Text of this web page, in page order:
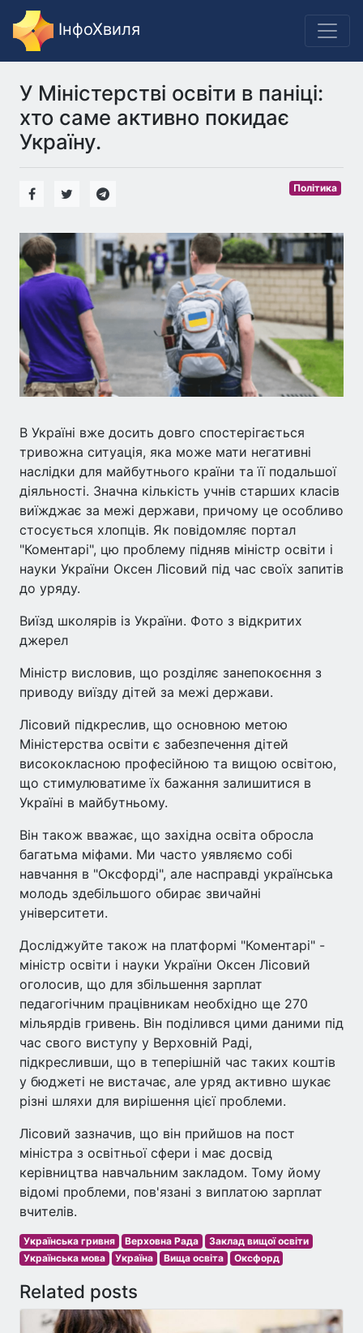
ІнфоХвиля
У Міністерстві освіти в паніці:
хто саме активно покидає
Україну.
Політика
В Україні вже досить довго спостерігається
тривожна ситуація, яка може мати негативні
наслідки для майбутнього країни та її подальшої
діяльності. Значна кількість учнів старших класів
виїжджає за межі держави, причому це особливо
стосується хлопців. Як повідомляє портал
"Коментарі", цю проблему підняв міністр освіти і
науки України Оксен Лісовий під час своїх запитів
до уряду.
Виїзд школярів із України. Фото з відкритих
джерел
Міністр висловив, що розділяє занепокоєння з
приводу виїзду дітей за межі держави.
Лісовий підкреслив, що основною метою
Міністерства освіти є забезпечення дітей
висококласною професійною та вищою освітою,
що стимулюватиме їх бажання залишитися в
Україні в майбутньому.
Він також вважає, що західна освіта обросла
багатьма міфами. Ми часто уявляємо собі
навчання в "Оксфорді", але насправді українська
молодь здебільшого обирає звичайні
університети.
Досліджуйте також на платформі "Коментарі" -
міністр освіти і науки України Оксен Лісовий
оголосив, що для збільшення зарплат
педагогічним працівникам необхідно ще 270
мільярдів гривень. Він поділився цими даними під
час свого виступу у Верховній Раді,
підкресливши, що в теперішній час таких коштів
у бюджеті не вистачає, але уряд активно шукає
різні шляхи для вирішення цієї проблеми.
Лісовий зазначив, що він прийшов на пост
міністра з освітньої сфери і має досвід
керівництва навчальним закладом. Тому йому
відомі проблеми, пов'язані з виплатою зарплат
вчителів.
Українська гривня Верховна Рада
Заклад вищої освіти
Українська мова
Україна Вища освіта Оксфорд
Related posts